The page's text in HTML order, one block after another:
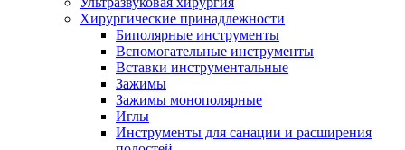
Хирургические принадлежности
Биполярные инструменты
Вспомогательные инструменты
Вставки инструментальные
Зажимы
Зажимы монополярные
Иглы
Инструменты для санации и расширения